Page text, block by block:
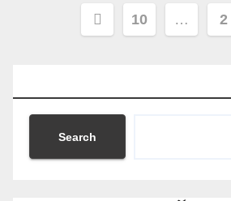
2
…
10
Search